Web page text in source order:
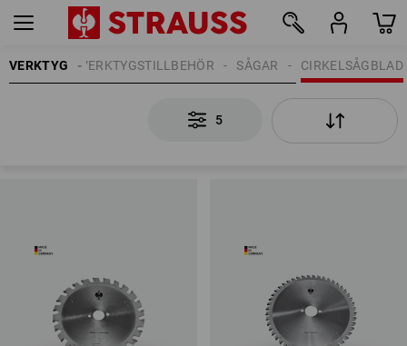
VERKTYG CIRKELSÅGBLAD
SÅGAR
VERKTYGSTILLBEHÖR
5